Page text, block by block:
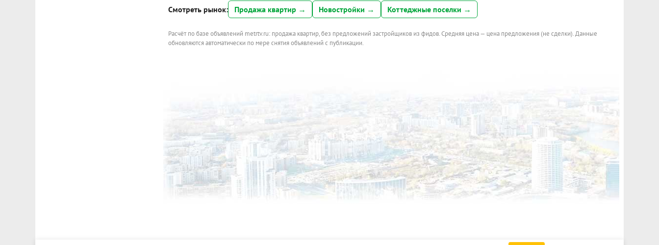
Смотреть рынок: Продажа квартир → Новостройки → Коттеджные поселки →
Расчёт по базе объявлений metrtv.ru: продажа квартир, без предложений застройщиков из фидов. Средняя цена — цена предложения (не сделки). Данные
обновляются автоматически по мере снятия объявлений с публикации.